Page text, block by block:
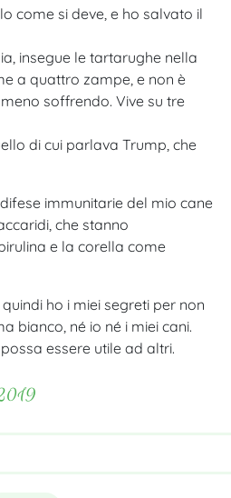
come si deve, e ho salvato il
insegue le tartarughe nella
a quattro zampe, e non è
soffrendo. Vive su tre
di cui parlava Trump, che
immunitarie del mio cane
che stanno
e la corella come
ho i miei segreti per non
bianco, né io né i miei cani.
essere utile ad altri.